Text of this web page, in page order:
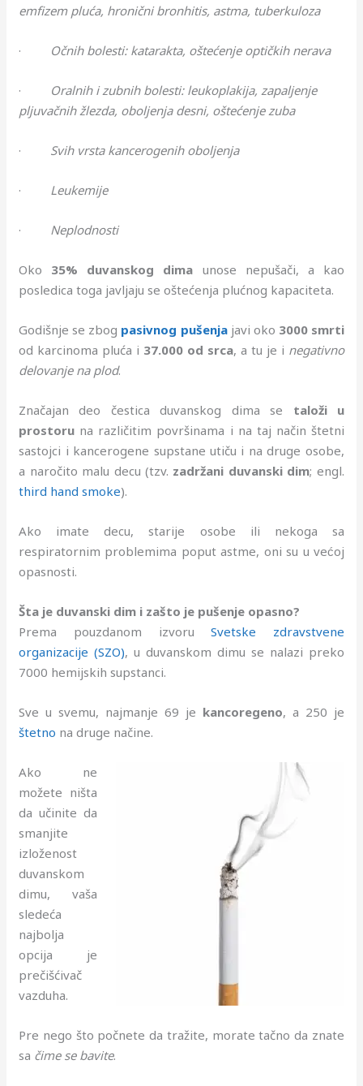
emfizem pluća, hronični bronhitis, astma, tuberkuloza
· Očnih bolesti: katarakta, oštećenje optičkih nerava
· Oralnih i zubnih bolesti: leukoplakija, zapaljenje
pljuvačnih žlezda, oboljenja desni, oštećenje zuba
· Svih vrsta kancerogenih oboljenja
· Leukemije
· Neplodnosti
Oko 35% duvanskog dima unose nepušači, a kao
posledica toga javljaju se oštećenja plućnog kapaciteta.
Godišnje se zbog pasivnog pušenjajavi oko 3000 smrti
od karcinoma pluća i 37.000 od srca, a tu je i negativno
delovanje na plod.
Značajan deo čestica duvanskog dima se taloži u
prostoru na različitim površinama i na taj način štetni
sastojci i kancerogene supstane utiču i na druge osobe,
a naročito malu decu (tzv. zadržani duvanski dim; engl.
third hand smoke).
Ako imate decu, starije osobe ili nekoga sa
respiratornim problemima poput astme, oni su u većoj
opasnosti.
Šta je duvanski dim i zašto je pušenje opasno?
Prema pouzdanom izvoruSvetske zdravstvene
organizacije (SZO), u duvanskom dimu se nalazi preko
7000 hemijskih supstanci.
Sve u svemu, najmanje 69 je kancoregeno, a 250 je
štetno na druge načine.
Ako ne
možete ništa
da učinite da
smanjite
izloženost
duvanskom
dimu, vaša
sledeća
najbolja
opcija je
prečišćivač
vazduha.
Pre nego što počnete da tražite, morate tačno da znate
sa čime se bavite.